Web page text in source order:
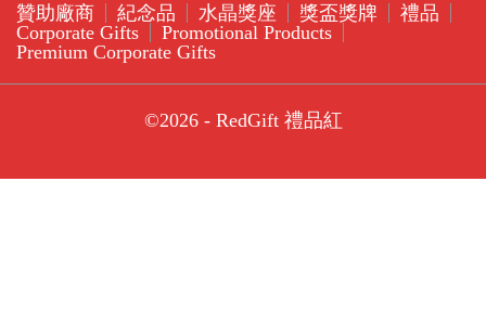
贊助廠商 紀念品 水晶獎座 獎盃獎牌
禮品
Corporate Gifts
Promotional Products
Premium Corporate Gifts
©2026 - RedGift 禮品紅